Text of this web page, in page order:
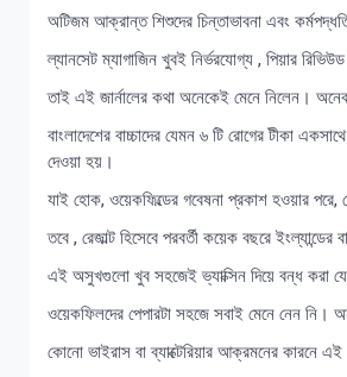
অটিজম আক্রান্ত শিশুদের চিন্তাভাবনা এবং
ল্যানসেট ম্যাগাজিন খুবই নির্ভরযোগ্য , পিয়ার রিভিউড
তাই এই জার্নালের কথা অনেকেই মেনে নিলেন। অনেক
বাংলাদেশের বাচ্চাদের যেমন ৬ টি রোগের টীকা
দেওয়া হয়।
যাই হোক, ওয়েকফিল্ডের গবেষনা প্রকাশ হওয়ার পরে,
তবে , রেজাল্ট হিসেবে পরবর্তী কয়েক বছরে
এই অসুখগুলো খুব সহজেই ভ্যাক্সিন দিয়ে বন্ধ করা
ওয়েকফিলদের পেপারটা সহজে সবাই মেনে নেন নি।
কোনো ভাইরাস বা ব্যাক্টেরিয়ার আক্রমনের কারনে